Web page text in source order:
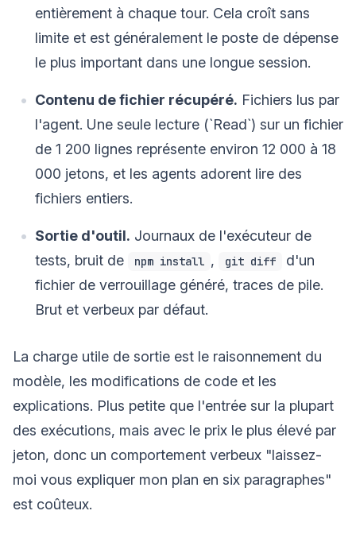
entièrement à chaque tour. Cela croît sans
limite et est généralement le poste de dépense
le plus important dans une longue session.
Contenu de fichier récupéré. Fichiers lus par
l'agent. Une seule lecture (`Read`) sur un fichier
de 1 200 lignes représente environ 12 000 à 18
000 jetons, et les agents adorent lire des
fichiers entiers.
Sortie d'outil. Journaux de l'exécuteur de
tests, bruit de
npm install , git diff
d'un
fichier de verrouillage généré, traces de pile.
Brut et verbeux par défaut.
La charge utile de sortie est le raisonnement du
modèle, les modifications de code et les
explications. Plus petite que l'entrée sur la plupart
des exécutions, mais avec le prix le plus élevé par
jeton, donc un comportement verbeux "laissez-
moi vous expliquer mon plan en six paragraphes"
est coûteux.